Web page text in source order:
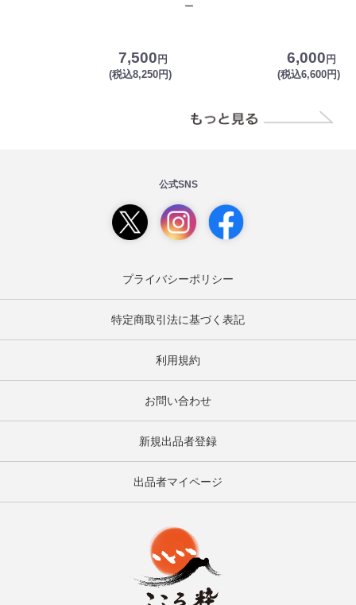
7,500 円
(税込8,250円)
ー
6,000 円
(税込6,600円)
公式SNS
プライバシーポリシー
特定商取引法に基づく表記
利用規約
お問い合わせ
新規出品者登録
出品者マイページ